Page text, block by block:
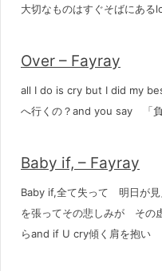
大切なものはすぐそばにある
Over – Fayray
all I do is cry but I did my
へ行くの？and you say 「
Baby if, – Fayray
Baby if,全て失って 明日が見
を張ってその悲しみが その
らand if U cry傾く肩を抱い